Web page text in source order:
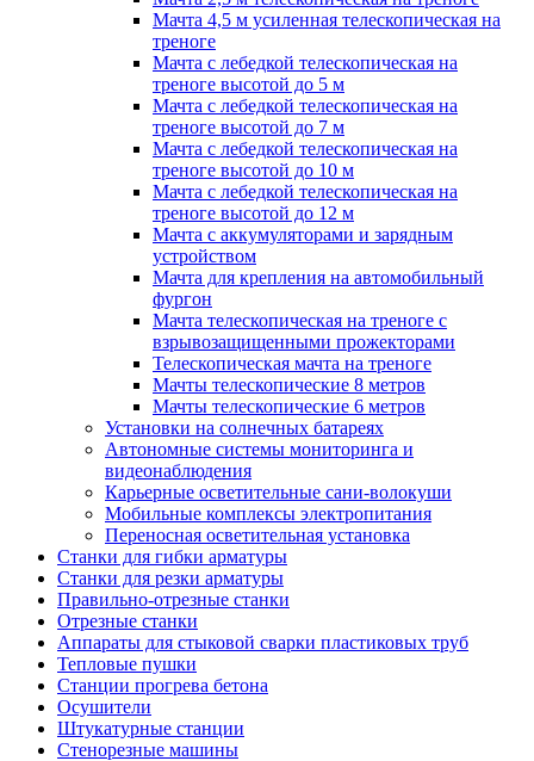
Мачта 4,5 м усиленная телескопическая на
треноге
Мачта с лебедкой телескопическая на
треноге высотой до 5 м
Мачта с лебедкой телескопическая на
треноге высотой до 7 м
Мачта с лебедкой телескопическая на
треноге высотой до 10 м
Мачта с лебедкой телескопическая на
треноге высотой до 12 м
Мачта с аккумуляторами и зарядным
устройством
Мачта для крепления на автомобильный
фургон
Мачта телескопическая на треноге с
взрывозащищенными прожекторами
Телескопическая мачта на треноге
Мачты телескопические 8 метров
Мачты телескопические 6 метров
Установки на солнечных батареях
Автономные системы мониторинга и
видеонаблюдения
Карьерные осветительные сани-волокуши
Мобильные комплексы электропитания
Переносная осветительная установка
Станки для гибки арматуры
Станки для резки арматуры
Правильно-отрезные станки
Отрезные станки
Аппараты для стыковой сварки пластиковых труб
Тепловые пушки
Станции прогрева бетона
Осушители
Штукатурные станции
Стенорезные машины